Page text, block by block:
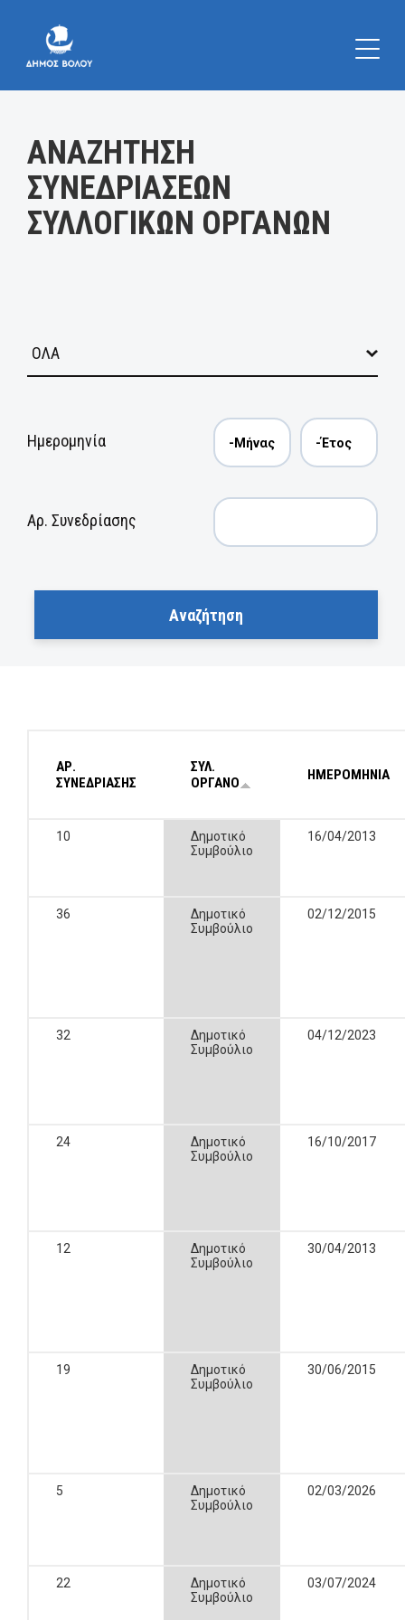
ΑΝΑΖΗΤΗΣΗ
ΣΥΝΕΔΡΙΑΣΕΩΝ
ΣΥΛΛΟΓΙΚΩΝ ΟΡΓΑΝΩΝ
Ημερομηνία
Αρ. Συνεδρίασης
ΑΡ.
ΣΥΝΕΔΡΙΑΣΗΣ
ΣΥΛ.
ΟΡΓΑΝΟ
ΗΜΕΡΟΜΗΝΙΑ
10
Δημοτικό
Συμβούλιο
16/04/2013
36
Δημοτικό
Συμβούλιο
02/12/2015
32
Δημοτικό
Συμβούλιο
04/12/2023
24
Δημοτικό
Συμβούλιο
16/10/2017
12
Δημοτικό
Συμβούλιο
30/04/2013
19
Δημοτικό
Συμβούλιο
30/06/2015
5
Δημοτικό
Συμβούλιο
02/03/2026
22
Δημοτικό
Συμβούλιο
03/07/2024